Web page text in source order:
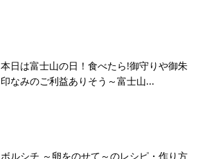
本日は富士山の日！食べたら!御守りや御朱
印なみのご利益ありそう～富士山...
ボルシチ ～卵をのせて～のレシピ・作り方